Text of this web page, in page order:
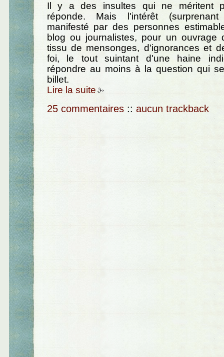
Il y a des insultes qui ne méritent
réponde. Mais l'intérêt
manifesté par des personnes
blog ou journalistes, pour un ouvrage
tissu de mensonges, d'ignorances et
foi, le tout suintant d'une haine
répondre au moins à la question qui
billet.
Lire la suite
25 commentaires :: aucun trackback